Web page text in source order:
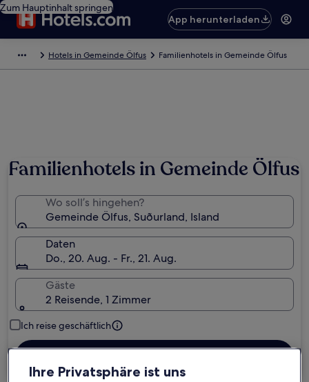
Zum Hauptinhalt springen
App herunterladen
Hotels in Gemeinde Ölfus Familienhotels in Gemeinde Ölfus
Familienhotels in Gemeinde Ölfus
Wo soll’s hingehen?
Gemeinde Ölfus, Suðurland, Island
Daten
Do., 20. Aug. - Fr., 21. Aug.
Gäste
2 Reisende, 1 Zimmer
Ich reise geschäftlich
Ihre Privatsphäre ist uns